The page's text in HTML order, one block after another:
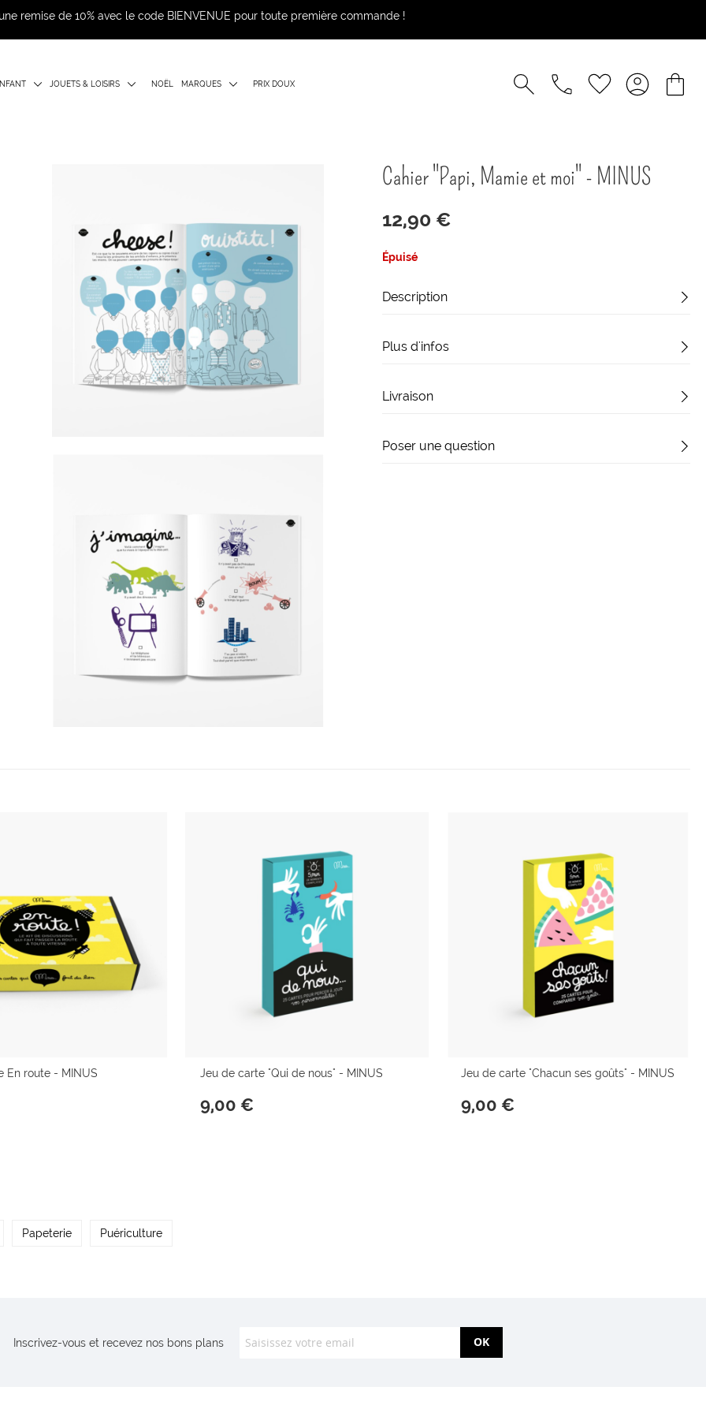
remise de 10% avec le code BIENVENUE pour toute première commande !
JOUETS & LOISIRS NOËL MARQUES PRIX DOUX
Cahier "Papi, Mamie et moi" - MINUS
12,90 €
Épuisé
Description
Plus d'infos
Livraison
Poser une question
En route - MINUS Jeu de carte "Qui de nous" - MINUS
9,00 €
Jeu de carte "Chacun ses goûts" - MINUS
9,00 €
Papeterie Puériculture
Inscrivez-vous et recevez nos bons plans OK